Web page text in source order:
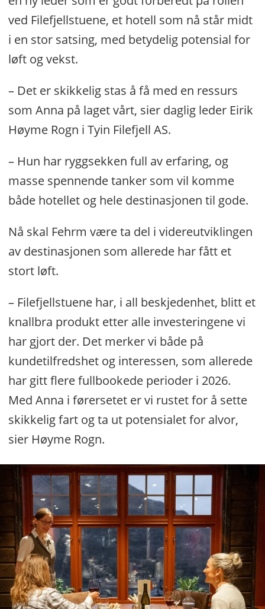
ved Filefjellstuene, et hotell som nå står midt
i en stor satsing, med betydelig potensial for
løft og vekst.
– Det er skikkelig stas å få med en ressurs
som Anna på laget vårt, sier daglig leder Eirik
Høyme Rogn i Tyin Filefjell AS.
– Hun har ryggsekken full av erfaring, og
masse spennende tanker som vil komme
både hotellet og hele destinasjonen til gode.
Nå skal Fehrm være ta del i videreutviklingen
av destinasjonen som allerede har fått et
stort løft.
– Filefjellstuene har, i all beskjedenhet, blitt et
knallbra produkt etter alle investeringene vi
har gjort der. Det merker vi både på
kundetilfredshet og interessen, som allerede
har gitt flere fullbookede perioder i 2026.
Med Anna i førersetet er vi rustet for å sette
skikkelig fart og ta ut potensialet for alvor,
sier Høyme Rogn.